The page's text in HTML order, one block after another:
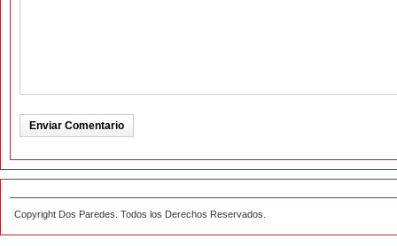
Copyright Dos Paredes. Todos los Derechos Reservados.